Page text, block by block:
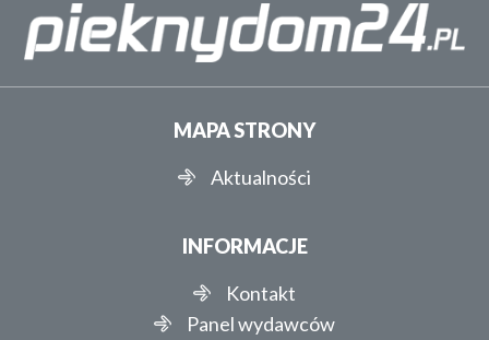
MAPA STRONY
Aktualności
INFORMACJE
Kontakt
Panel wydawców